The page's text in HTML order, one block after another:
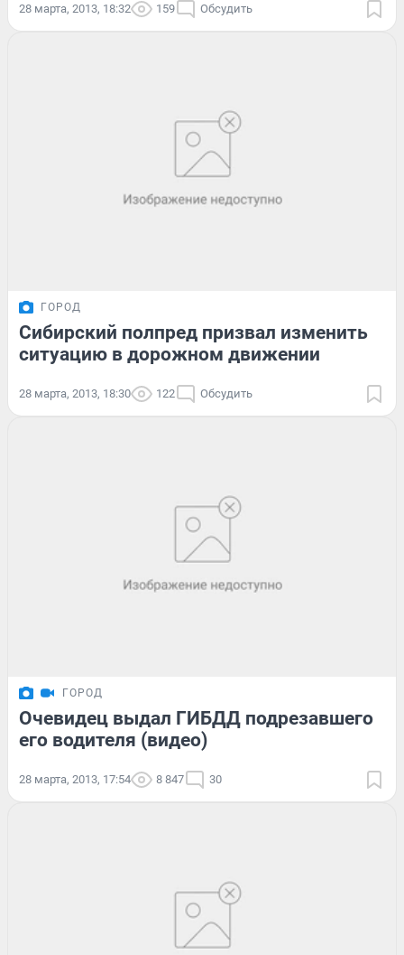
28 марта, 2013, 18:32 159 Обсудить
ГОРОД
Сибирский полпред призвал изменить
ситуацию в дорожном движении
28 марта, 2013, 18:30 122 Обсудить
ГОРОД
Очевидец выдал ГИБДД подрезавшего
его водителя (видео)
28 марта, 2013, 17:54 8 847 30